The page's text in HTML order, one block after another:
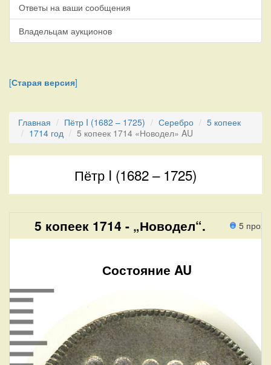
Ответы на ваши сообщения
Владельцам аукционов
[Старая версия]
Главная Пётр I (1682 – 1725) Серебро
5 копеек
1714 год
5 копеек 1714 «Новодел» AU
Пётр I (1682 – 1725)
5
5 копеек 1714 - „Новодел“.
Состояние AU